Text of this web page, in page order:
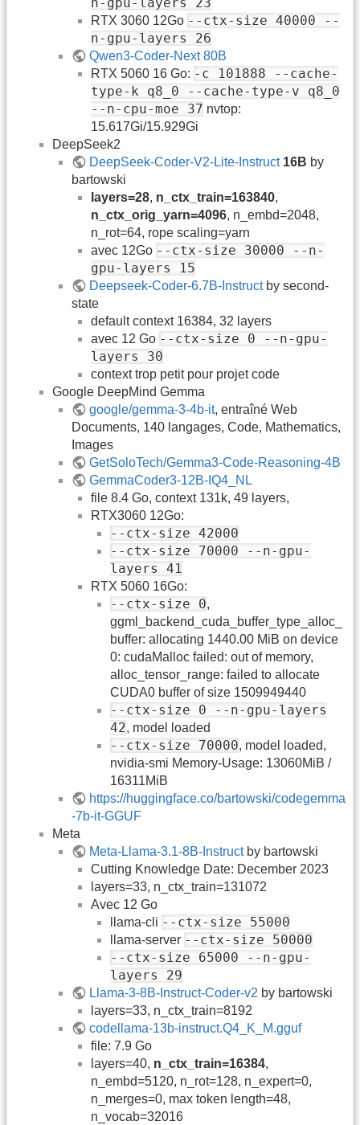
n-gpu-layers 23
RTX 3060 12Go --ctx-size 40000 --
n-gpu-layers 26
Qwen3-Coder-Next 80B
RTX 5060 16 Go: -c 101888 --cache-
type-k q8_0 --cache-type-v q8_0
--n-cpu-moe 37 nvtop:
15.617Gi/15.929Gi
DeepSeek2
DeepSeek-Coder-V2-Lite-Instruct 16B by
bartowski
layers=28, n_ctx_train=163840,
n_ctx_orig_yarn=4096, n_embd=2048,
n_rot=64, rope scaling=yarn
avec 12Go --ctx-size 30000 --n-
gpu-layers 15
Deepseek-Coder-6.7B-Instructby second-
state
default context 16384, 32 layers
avec 12 Go --ctx-size 0 --n-gpu-
layers 30
context trop petit pour projet code
Google DeepMind Gemma
google/gemma-3-4b-it, entraîné Web
Documents, 140 langages, Code, Mathematics,
Images
GetSoloTech/Gemma3-Code-Reasoning-4B
GemmaCoder3-12B-IQ4_NL
file 8.4 Go, context 131k, 49 layers,
RTX3060 12Go:
--ctx-size 42000
--ctx-size 70000 --n-gpu-
layers 41
RTX 5060 16Go:
--ctx-size 0,
ggml_backend_cuda_buffer_type_alloc_
buffer: allocating 1440.00 MiB on device
0: cudaMalloc failed: out of memory,
alloc_tensor_range: failed to allocate
CUDA0 buffer of size 1509949440
--ctx-size 0 --n-gpu-layers
42, model loaded
--ctx-size 70000, model loaded,
nvidia-smi Memory-Usage: 13060MiB /
16311MiB
https://huggingface.co/bartowski/codegemma
-7b-it-GGUF
Meta
Meta-Llama-3.1-8B-Instructby bartowski
Cutting Knowledge Date: December 2023
layers=33, n_ctx_train=131072
Avec 12 Go
llama-cli --ctx-size 55000
llama-server --ctx-size 50000
--ctx-size 65000 --n-gpu-
layers 29
Llama-3-8B-Instruct-Coder-v2 by bartowski
layers=33, n_ctx_train=8192
codellama-13b-instruct.Q4_K_M.gguf
file: 7.9 Go
layers=40, n_ctx_train=16384,
n_embd=5120, n_rot=128, n_expert=0,
n_merges=0, max token length=48,
n_vocab=32016